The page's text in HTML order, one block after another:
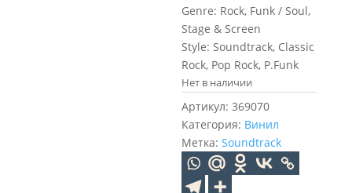
Genre: Rock, Funk / Soul,
Stage & Screen
Style: Soundtrack, Classic
Rock, Pop Rock, P.Funk
Нет в наличии
Артикул:369070
Категория: Винил
Метка:Soundtrack